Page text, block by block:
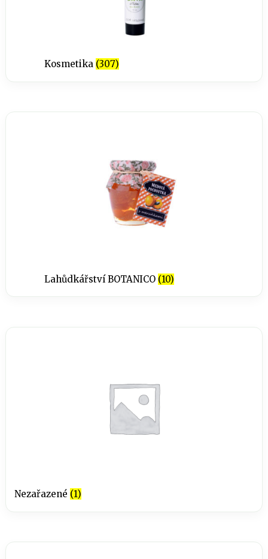
Kosmetika (307)
Lahůdkářství BOTANICO (10)
Nezařazené (1)